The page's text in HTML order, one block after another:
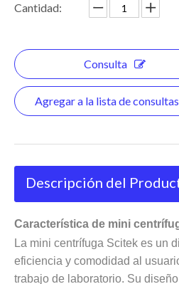
Cantidad:
Consulta
Agregar a la lista de consultas
Descripción del
Característica de mini
La mini centrífuga Scitek es un
eficiencia y comodidad al
trabajo de laboratorio. Su